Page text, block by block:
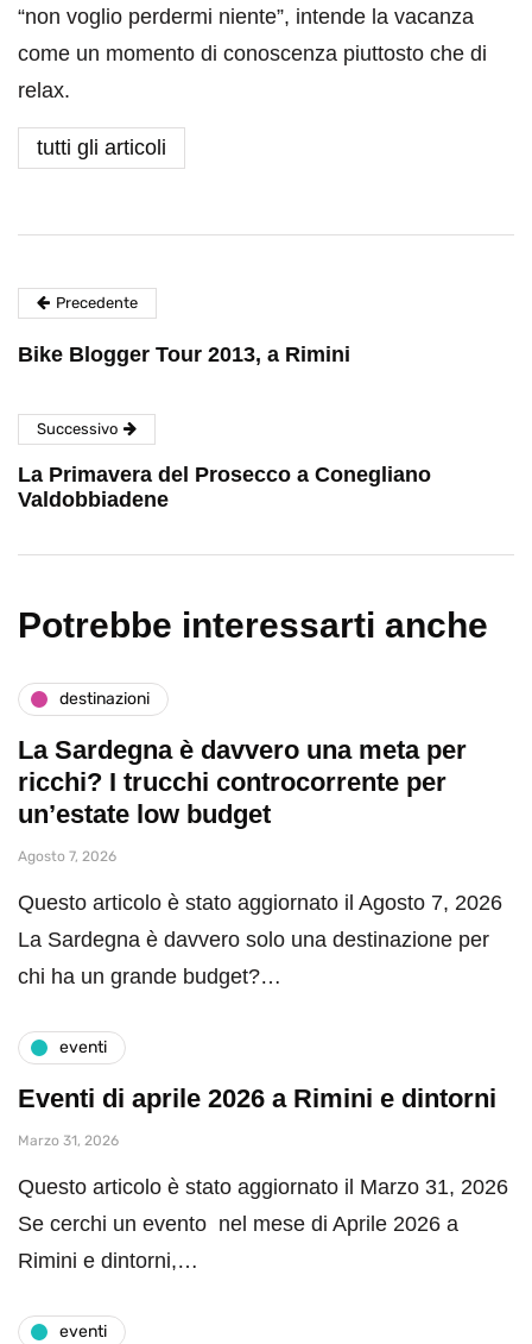
“non voglio perdermi niente”, intende la vacanza
come un momento di conoscenza piuttosto che di
relax.
tutti gli articoli
Precedente
Bike Blogger Tour 2013, a Rimini
Successivo
La Primavera del Prosecco a Conegliano
Valdobbiadene
Potrebbe interessarti anche
destinazioni
La Sardegna è davvero una meta per
ricchi? I trucchi controcorrente per
un’estate low budget
Agosto 7, 2026
Questo articolo è stato aggiornato il Agosto 7, 2026
La Sardegna è davvero solo una destinazione per
chi ha un grande budget?…
eventi
Eventi di aprile 2026 a Rimini e dintorni
Marzo 31, 2026
Questo articolo è stato aggiornato il Marzo 31, 2026
Se cerchi un evento nel mese di Aprile 2026 a
Rimini e dintorni,…
eventi